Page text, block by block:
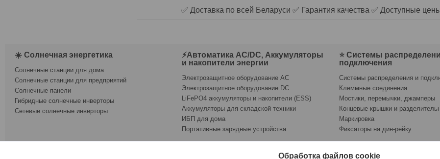
✅ Доставка по всей Беларуси ✅ Гарантия качества ✅ Доступные
☀️ Солнечная энергетика
Солнечные станции для дома
Солнечные станции для предприятий
Солнечные панели
Гибридные солнечные инверторы
Сетевые солнечные инверторы
⚡Автоматика AC/DC, Аккумуляторы
и накопители энергии
Электрозащитное оборудование AC
Электрозащитное оборудование DC
LiFePO4 аккумуляторы и накопители (ESS)
Аккумуляторы для складской техники
ИБП для дома
Портативные зарядные устройства
⭐ Системы
подключения
Системы распределения и
Клеммные соединения
Мостики, перемычки, джамперы
Концевые крышки и
Маркировка
Фиксаторы на дин-рейку
Обработка файлов cookie